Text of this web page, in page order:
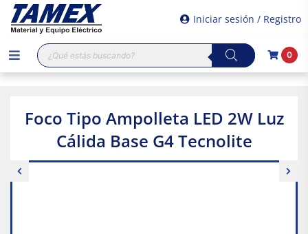
Iniciar sesión / Registro
Búsqueda
de
productos
0
Foco Tipo Ampolleta LED 2W Luz
Cálida Base G4 Tecnolite